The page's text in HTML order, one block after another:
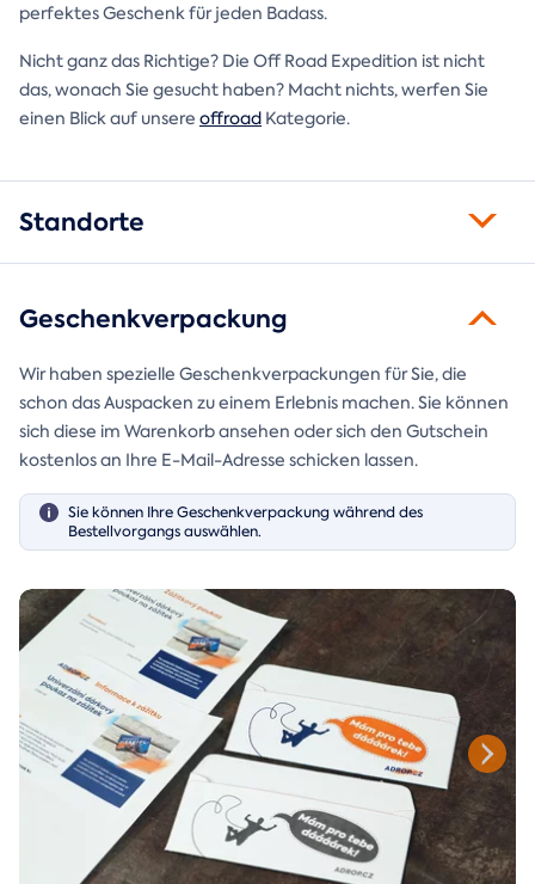
perfektes Geschenk für jeden Badass.
Nicht ganz das Richtige? Die Off Road Expedition ist nicht
das, wonach Sie gesucht haben? Macht nichts, werfen Sie
einen Blick auf unsere offroad Kategorie.
Standorte
Geschenkverpackung
Wir haben spezielle Geschenkverpackungen für Sie, die
schon das Auspacken zu einem Erlebnis machen. Sie können
sich diese im Warenkorb ansehen oder sich den Gutschein
kostenlos an Ihre E-Mail-Adresse schicken lassen.
Sie können Ihre Geschenkverpackung während des
Bestellvorgangs auswählen.